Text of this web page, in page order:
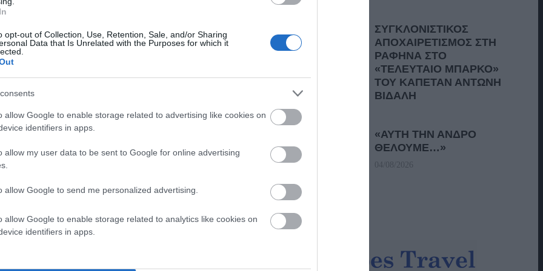
opt-out of Collection, Use, Retention, Sale, and/or Sharing
Data that Is Unrelated with the Purposes for which it
allow Google to enable storage related to advertising like cookies on
identifiers in apps.
allow my user data to be sent to Google for online advertising
allow Google to send me personalized advertising.
allow Google to enable storage related to analytics like cookies on
identifiers in apps.
δραματικότητα. Αναφέρονται κυρίως στο κοινό της
ένα Happy End. Και η Δήμητρα Ιωάννου το δίνει
απροσδιορίστου καταγωγής, που θα δουλέψει ως
μπλέκει με την προσωπικότητα μιας καθηγήτριας,
που έχει ιδρύσει και διευθύνει γόνος μεγάλης
με το ίδιο καράβι. Ζουν στον ίδιο χώρο, την Χώρα,
της Δήμητρας Ιωάννου βλέπει κανείς ανάγλυφα τα
κατά νου. Βρίσκει τον σκηνικό χώρο που θα
και χτίζει χαρακτήρες με ανδριώτικα
πολλά περιστατικά στα οποία εμπλέκονται οι
ΣΥΓΚΛΟΝΙΣΤΙΚΟΣ
ΑΠΟΧΑΙΡΕΤΙΣΜΟΣ ΣΤΗ
ΡΑΦΗΝΑ ΣΤΟ
«ΤΕΛΕΥΤΑΙΟ ΜΠΑΡΚΟ»
ΤΟΥ ΚΑΠΕΤΑΝ ΑΝΤΩΝΗ
ΒΙΔΑΛΗ
05/08/2026
«ΑΥΤΗ ΤΗΝ ΑΝΔΡΟ
ΘΕΛΟΥΜΕ…»
04/08/2026